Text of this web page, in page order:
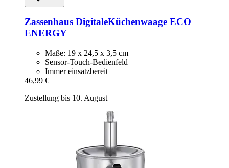
Zassenhaus DigitaleKüchenwaage ECO
ENERGY
Maße: 19 x 24,5 x 3,5 cm
Sensor-Touch-Bedienfeld
Immer einsatzbereit
46,99 €
Zustellung bis 10. August